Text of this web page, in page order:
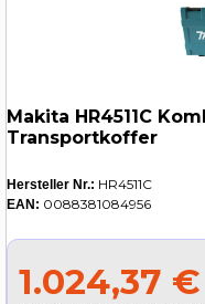
Makita HR4511C
Transportkoffer
Hersteller Nr.: HR4511C
EAN: 0088381084956
1.024,37 €